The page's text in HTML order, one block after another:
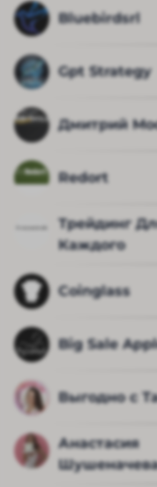
Bluebirdsrl
Gpt Strategy
Дмитрий
Redort
Трейдинг
Каждого
Coinglass
Big Sale
Выгодно с
Анастасия